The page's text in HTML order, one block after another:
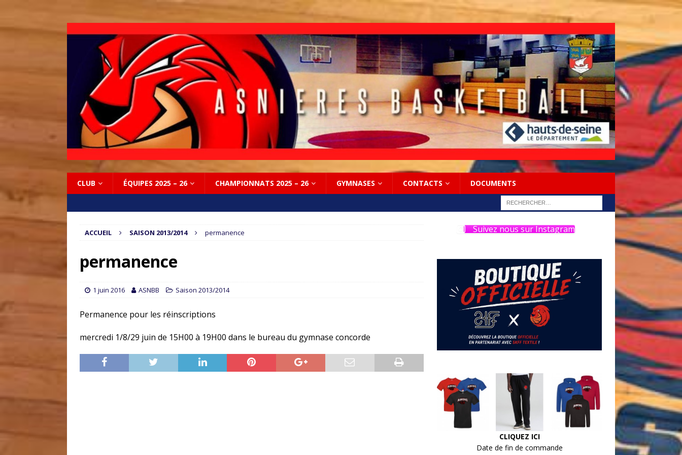
CLUB ÉQUIPES 2025 – 26 CHAMPIONNATS 2025 – 26 GYMNASES CONTACTS DOCUMENTS
ACCUEIL SAISON 2013/2014 permanence
permanence
1 juin 2016 ASNBB Saison 2013/2014
Permanence pour les réinscriptions
mercredi 1/8/29 juin de 15H00 à 19H00 dans le bureau du gymnase concorde
Suivez nous sur Instagram
CLIQUEZ ICI
Date de fin de commande